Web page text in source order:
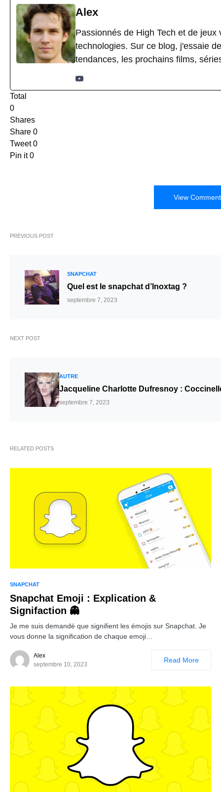
Alex
Passionnés de High Tech et de
technologies. Sur ce blog, j'essaie
tendances, les prochains films,
Total
0
Shares
Share 0
Tweet 0
Pin it 0
View
PREVIOUS POST
SNAPCHAT
Quel est le snapchat d’Inoxtag ?
septembre 7, 2023
NEXT POST
AUTRE
Jacqueline Charlotte Dufresnoy :
septembre 7, 2023
RELATED POSTS
SNAPCHAT
Snapchat Emoji : Explication &
Signifaction 👻
Je me suis demandé que signifient les émojis sur Snapchat. Je
vous donne la signification de chaque emoji…
Alex
septembre 10, 2023
Read More